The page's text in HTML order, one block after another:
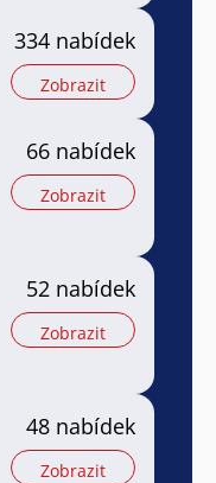
334 nabídek
Zobrazit
66 nabídek
Zobrazit
52 nabídek
Zobrazit
48 nabídek
Zobrazit